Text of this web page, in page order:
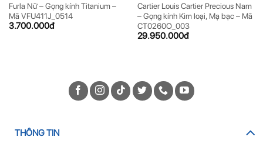
Furla Nữ – Gọng kính Titanium –
Mã VFU411J_0514
3.700.000đ
Cartier Louis Cartier Precious Nam
– Gọng kính Kim loại, Mạ bạc – Mã
CT0260O_003
29.950.000đ
THÔNG TIN